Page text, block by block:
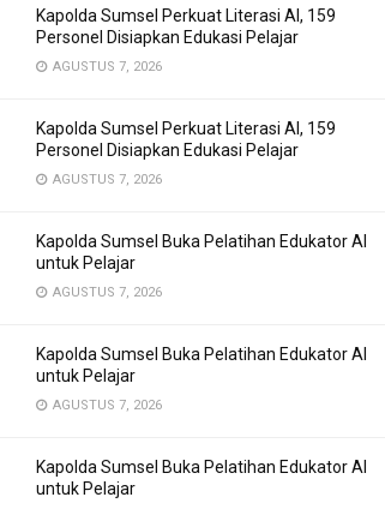
Kapolda Sumsel Perkuat Literasi AI, 159
Personel Disiapkan Edukasi Pelajar
AGUSTUS 7, 2026
Kapolda Sumsel Perkuat Literasi AI, 159
Personel Disiapkan Edukasi Pelajar
AGUSTUS 7, 2026
Kapolda Sumsel Buka Pelatihan Edukator AI
untuk Pelajar
AGUSTUS 7, 2026
Kapolda Sumsel Buka Pelatihan Edukator AI
untuk Pelajar
AGUSTUS 7, 2026
Kapolda Sumsel Buka Pelatihan Edukator AI
untuk Pelajar